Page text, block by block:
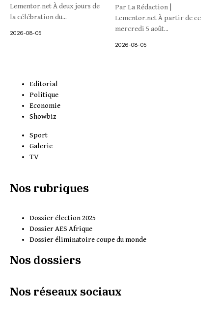
Lementor.net À deux jours de
la célébration du...
2026-08-05
Par La Rédaction |
Lementor.net À partir de ce
mercredi 5 août...
2026-08-05
Editorial
Politique
Economie
Showbiz
Sport
Galerie
TV
Nos rubriques
Dossier élection 2025
Dossier AES Afrique
Dossier éliminatoire coupe du monde
Nos dossiers
Nos réseaux sociaux